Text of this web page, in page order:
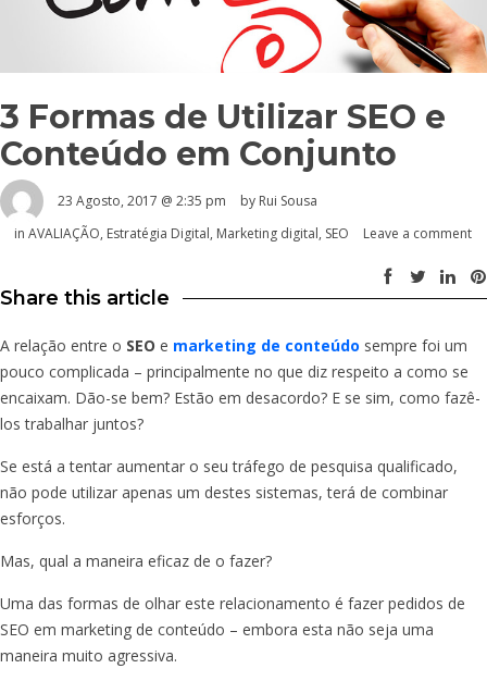
3 Formas de Utilizar SEO e
Conteúdo em Conjunto
23 Agosto, 2017 @ 2:35 pm
by Rui Sousa
in AVALIAÇÃO, Estratégia Digital, Marketing digital, SEO Leave a comment
Share this article
A relação entre o SEO e marketing de conteúdo sempre foi um
pouco complicada – principalmente no que diz respeito a como se
encaixam. Dão-se bem? Estão em desacordo? E se sim, como fazê-
los trabalhar juntos?
Se está a tentar aumentar o seu tráfego de pesquisa qualificado,
não pode utilizar apenas um destes sistemas, terá de combinar
esforços.
Mas, qual a maneira eficaz de o fazer?
Uma das formas de olhar este relacionamento é fazer pedidos de
SEO em marketing de conteúdo – embora esta não seja uma
maneira muito agressiva.